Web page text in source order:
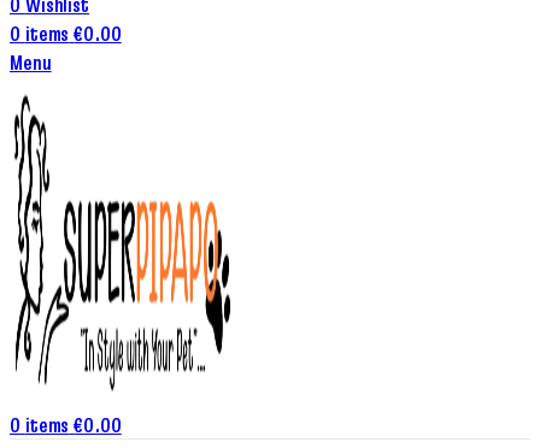
0 items €0.00
Menu
0 items €0.00